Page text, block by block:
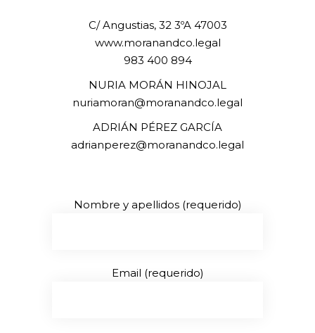
C/ Angustias, 32 3ºA 47003
www.moranandco.legal
983 400 894
NURIA MORÁN HINOJAL
nuriamoran@moranandco.legal
ADRIÁN PÉREZ GARCÍA
adrianperez@moranandco.legal
Nombre y apellidos (requerido)
Email (requerido)